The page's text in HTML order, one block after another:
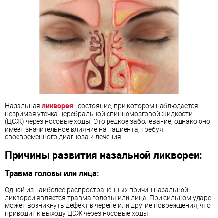
Назальная ликворея - состояние, при котором наблюдается
незримая утечка церебральной спинномозговой жидкости
(ЦСЖ) через носовые ходы. Это редкое заболевание, однако оно
имеет значительное влияние на пациента, требуя
своевременного диагноза и лечения.
Причины развития назальной ликвореи:
Травма головы или лица:
Одной из наиболее распространенных причин назальной
ликвореи является травма головы или лица. При сильном ударе
может возникнуть дефект в черепе или другие повреждения, что
приводит к выходу ЦСЖ через носовые ходы.